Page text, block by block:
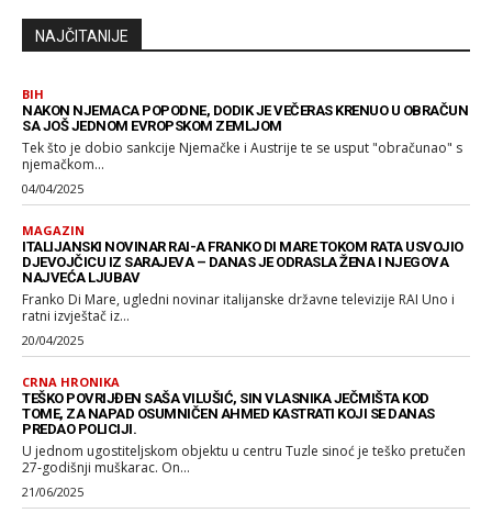
NAJČITANIJE
BIH
NAKON NJEMACA POPODNE, DODIK JE VEČERAS KRENUO U OBRAČUN
SA JOŠ JEDNOM EVROPSKOM ZEMLJOM
Tek što je dobio sankcije Njemačke i Austrije te se usput "obračunao" s
njemačkom...
04/04/2025
MAGAZIN
ITALIJANSKI NOVINAR RAI-A FRANKO DI MARE TOKOM RATA USVOJIO
DJEVOJČICU IZ SARAJEVA – DANAS JE ODRASLA ŽENA I NJEGOVA
NAJVEĆA LJUBAV
Franko Di Mare, ugledni novinar italijanske državne televizije RAI Uno i
ratni izvještač iz...
20/04/2025
CRNA HRONIKA
TEŠKO POVRIJĐEN SAŠA VILUŠIĆ, SIN VLASNIKA JEČMIŠTA KOD
TOME, ZA NAPAD OSUMNIČEN AHMED KASTRATI KOJI SE DANAS
PREDAO POLICIJI.
U jednom ugostiteljskom objektu u centru Tuzle sinoć je teško pretučen
27-godišnji muškarac. On...
21/06/2025